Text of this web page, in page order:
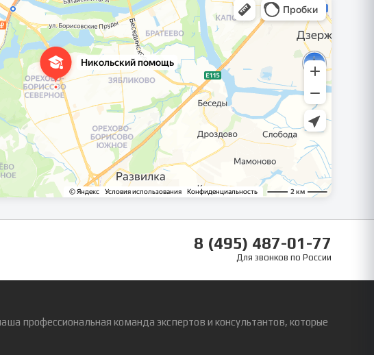
8 (495) 487-01-77
Для звонков по России
профессиональная команда экспертов и консультантов, которые